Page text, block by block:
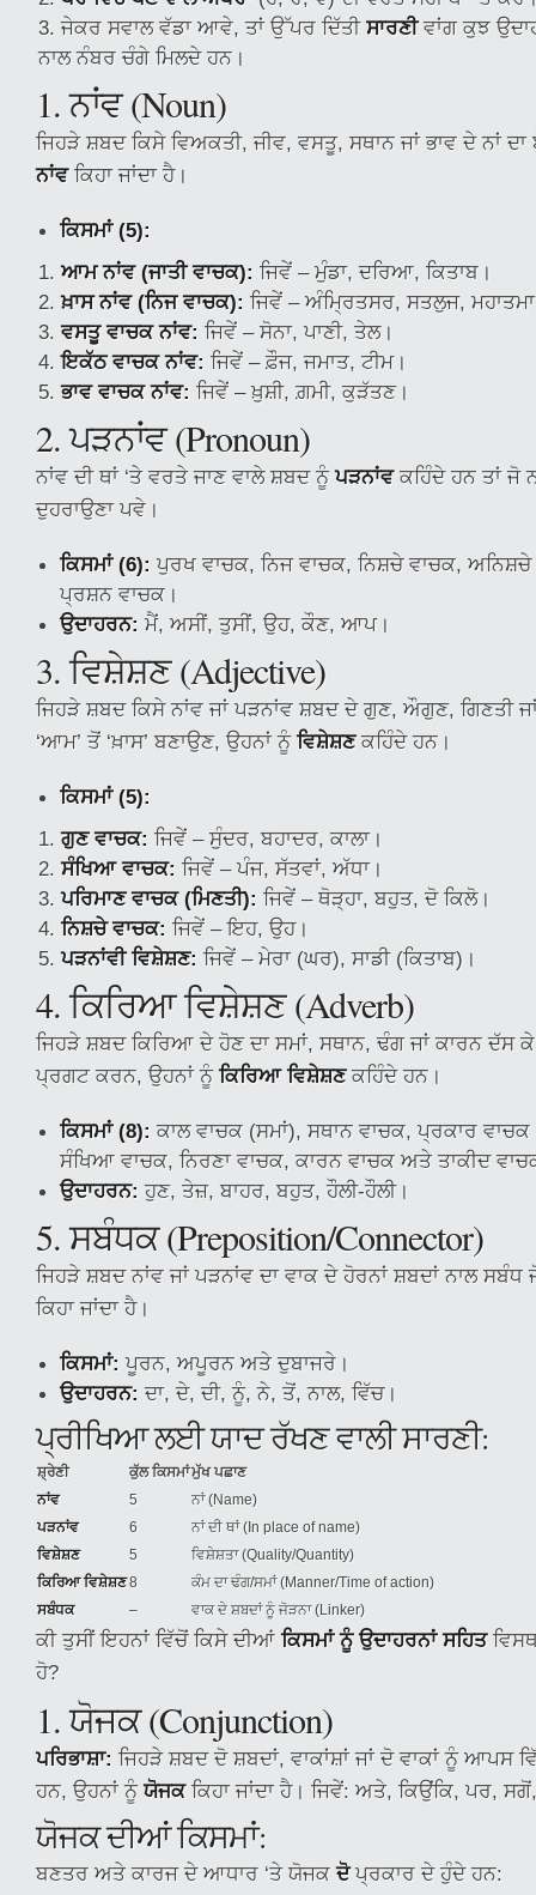
ਜੇਕਰ ਸਵਾਲ ਵੱਡਾ ਆਵੇ, ਤਾਂ ਉੱਪਰ ਦਿੱਤੀਸਾਰਣੀਵਾਂਗ ਕੁਝ
ਨਾਲ ਨੰਬਰ ਚੰਗੇ ਮਿਲਦੇ ਹਨ।
1. ਨਾਂਵ (Noun)
ਜਿਹੜੇ ਸ਼ਬਦ ਕਿਸੇ ਵਿਅਕਤੀ, ਜੀਵ, ਵਸਤੂ, ਸਥਾਨ ਜਾਂ ਭਾਵ ਦੇ ਨਾਂ
ਨਾਂਵਕਿਹਾ ਜਾਂਦਾ ਹੈ।
ਕਿਸਮਾਂ (5):
ਆਮ ਨਾਂਵ (ਜਾਤੀ ਵਾਚਕ): ਜਿਵੇਂ – ਮੁੰਡਾ, ਦਰਿਆ, ਕਿਤਾਬ।
ਖ਼ਾਸ ਨਾਂਵ (ਨਿਜ ਵਾਚਕ): ਜਿਵੇਂ – ਅੰਮ੍ਰਿਤਸਰ, ਸਤਲੁਜ, ਮਹਾਤਮਾ
ਵਸਤੂ ਵਾਚਕ ਨਾਂਵ: ਜਿਵੇਂ – ਸੋਨਾ, ਪਾਣੀ, ਤੇਲ।
ਇਕੱਠ ਵਾਚਕ ਨਾਂਵ: ਜਿਵੇਂ – ਫ਼ੌਜ, ਜਮਾਤ, ਟੀਮ।
ਭਾਵ ਵਾਚਕ ਨਾਂਵ: ਜਿਵੇਂ – ਖ਼ੁਸ਼ੀ, ਗ਼ਮੀ, ਕੁੜੱਤਣ।
2. ਪੜਨਾਂਵ (Pronoun)
ਨਾਂਵ ਦੀ ਥਾਂ ‘ਤੇ ਵਰਤੇ ਜਾਣ ਵਾਲੇ ਸ਼ਬਦ ਨੂੰਪੜਨਾਂਵਕਹਿੰਦੇ ਹਨ ਤਾਂ ਜੋ
ਦੁਹਰਾਉਣਾ ਪਵੇ।
ਕਿਸਮਾਂ (6): ਪੁਰਖ ਵਾਚਕ, ਨਿਜ ਵਾਚਕ, ਨਿਸ਼ਚੇ ਵਾਚਕ,
ਪ੍ਰਸ਼ਨ ਵਾਚਕ।
ਉਦਾਹਰਨ: ਮੈਂ, ਅਸੀਂ, ਤੁਸੀਂ, ਉਹ, ਕੌਣ, ਆਪ।
3. ਵਿਸ਼ੇਸ਼ਣ (Adjective)
ਜਿਹੜੇ ਸ਼ਬਦ ਕਿਸੇ ਨਾਂਵ ਜਾਂ ਪੜਨਾਂਵ ਸ਼ਬਦ ਦੇ ਗੁਣ, ਔਗੁਣ, ਗਿਣਤੀ
‘ਆਮ’ ਤੋਂ ‘ਖ਼ਾਸ’ ਬਣਾਉਣ, ਉਹਨਾਂ ਨੂੰ ਵਿਸ਼ੇਸ਼ਣਕਹਿੰਦੇ ਹਨ।
ਕਿਸਮਾਂ (5):
ਗੁਣ ਵਾਚਕ: ਜਿਵੇਂ – ਸੁੰਦਰ, ਬਹਾਦਰ, ਕਾਲਾ।
ਸੰਖਿਆ ਵਾਚਕ: ਜਿਵੇਂ – ਪੰਜ, ਸੱਤਵਾਂ, ਅੱਧਾ।
ਪਰਿਮਾਣ ਵਾਚਕ (ਮਿਣਤੀ): ਜਿਵੇਂ – ਥੋੜ੍ਹਾ, ਬਹੁਤ, ਦੋ ਕਿਲੋ।
ਨਿਸ਼ਚੇ ਵਾਚਕ: ਜਿਵੇਂ – ਇਹ, ਉਹ।
ਪੜਨਾਂਵੀ ਵਿਸ਼ੇਸ਼ਣ: ਜਿਵੇਂ – ਮੇਰਾ (ਘਰ), ਸਾਡੀ (ਕਿਤਾਬ)।
4. ਕਿਰਿਆ ਵਿਸ਼ੇਸ਼ਣ (Adverb)
ਜਿਹੜੇ ਸ਼ਬਦ ਕਿਰਿਆ ਦੇ ਹੋਣ ਦਾ ਸਮਾਂ, ਸਥਾਨ, ਢੰਗ ਜਾਂ ਕਾਰਨ ਦੱਸ
ਪ੍ਰਗਟ ਕਰਨ, ਉਹਨਾਂ ਨੂੰ ਕਿਰਿਆ ਵਿਸ਼ੇਸ਼ਣਕਹਿੰਦੇ ਹਨ।
ਕਿਸਮਾਂ (8): ਕਾਲ ਵਾਚਕ (ਸਮਾਂ), ਸਥਾਨ ਵਾਚਕ, ਪ੍ਰਕਾਰ
ਸੰਖਿਆ ਵਾਚਕ, ਨਿਰਣਾ ਵਾਚਕ, ਕਾਰਨ ਵਾਚਕ ਅਤੇ ਤਾਕੀਦ
ਉਦਾਹਰਨ: ਹੁਣ, ਤੇਜ਼, ਬਾਹਰ, ਬਹੁਤ, ਹੌਲੀ-ਹੌਲੀ।
5. ਸਬੰਧਕ (Preposition/Connector)
ਜਿਹੜੇ ਸ਼ਬਦ ਨਾਂਵ ਜਾਂ ਪੜਨਾਂਵ ਦਾ ਵਾਕ ਦੇ ਹੋਰਨਾਂ ਸ਼ਬਦਾਂ ਨਾਲ
ਕਿਹਾ ਜਾਂਦਾ ਹੈ।
ਕਿਸਮਾਂ: ਪੂਰਨ, ਅਪੂਰਨ ਅਤੇ ਦੁਬਾਜਰੇ।
ਉਦਾਹਰਨ: ਦਾ, ਦੇ, ਦੀ, ਨੂੰ, ਨੇ, ਤੋਂ, ਨਾਲ, ਵਿੱਚ।
ਪ੍ਰੀਖਿਆ ਲਈ ਯਾਦ ਰੱਖਣ ਵਾਲੀ ਸਾਰਣੀ:
ਸ਼੍ਰੇਣੀ ਕੁੱਲ ਕਿਸਮਾਂਮੁੱਖ ਪਛਾਣ
ਨਾਂਵ
5
ਨਾਂ (Name)
ਪੜਨਾਂਵ
6
ਨਾਂ ਦੀ ਥਾਂ (In place of name)
ਵਿਸ਼ੇਸ਼ਣ
5
ਵਿਸ਼ੇਸ਼ਤਾ (Quality/Quantity)
ਕਿਰਿਆ ਵਿਸ਼ੇਸ਼ਣ8
ਕੰਮ ਦਾ ਢੰਗ/ਸਮਾਂ (Manner/Time of action)
ਸਬੰਧਕ
– ਵਾਕ ਦੇ ਸ਼ਬਦਾਂ ਨੂੰ ਜੋੜਨਾ (Linker)
ਕੀ ਤੁਸੀਂ ਇਹਨਾਂ ਵਿੱਚੋਂ ਕਿਸੇ ਦੀਆਂ ਕਿਸਮਾਂ ਨੂੰ ਉਦਾਹਰਨਾਂ ਸਹਿਤ
ਹੋ?
1. ਯੋਜਕ (Conjunction)
ਪਰਿਭਾਸ਼ਾ: ਜਿਹੜੇ ਸ਼ਬਦ ਦੋ ਸ਼ਬਦਾਂ, ਵਾਕਾਂਸ਼ਾਂ ਜਾਂ ਦੋ ਵਾਕਾਂ ਨੂੰ ਆਪਸ
ਹਨ, ਉਹਨਾਂ ਨੂੰ ਯੋਜਕਕਿਹਾ ਜਾਂਦਾ ਹੈ। ਜਿਵੇਂ: ਅਤੇ, ਕਿਉਂਕਿ, ਪਰ,
ਯੋਜਕ ਦੀਆਂ ਕਿਸਮਾਂ:
ਬਣਤਰ ਅਤੇ ਕਾਰਜ ਦੇ ਆਧਾਰ ‘ਤੇ ਯੋਜਕਦੋਪ੍ਰਕਾਰ ਦੇ ਹੁੰਦੇ ਹਨ: